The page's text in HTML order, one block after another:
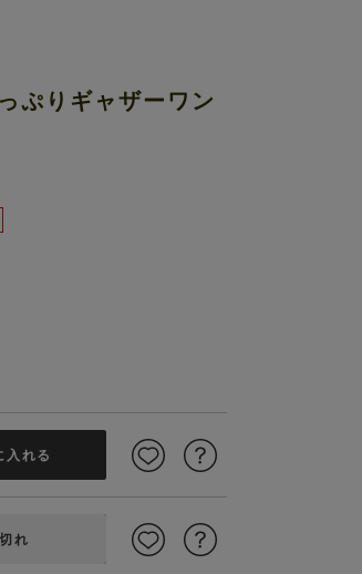
ぷりギャザーワン
入れる
れ